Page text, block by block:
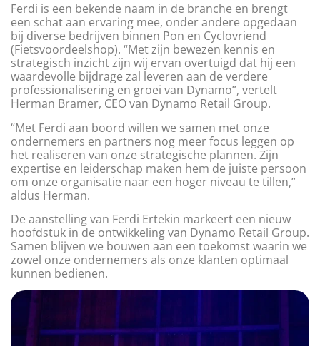
Ferdi is een bekende naam in de branche en brengt
een schat aan ervaring mee, onder andere opgedaan
bij diverse bedrijven binnen Pon en Cyclovriend
(Fietsvoordeelshop). “Met zijn bewezen kennis en
strategisch inzicht zijn wij ervan overtuigd dat hij een
waardevolle bijdrage zal leveren aan de verdere
professionalisering en groei van Dynamo”, vertelt
Herman Bramer, CEO van Dynamo Retail Group.
“Met Ferdi aan boord willen we samen met onze
ondernemers en partners nog meer focus leggen op
het realiseren van onze strategische plannen. Zijn
expertise en leiderschap maken hem de juiste persoon
om onze organisatie naar een hoger niveau te tillen,”
aldus Herman.
De aanstelling van Ferdi Ertekin markeert een nieuw
hoofdstuk in de ontwikkeling van Dynamo Retail Group.
Samen blijven we bouwen aan een toekomst waarin we
zowel onze ondernemers als onze klanten optimaal
kunnen bedienen.